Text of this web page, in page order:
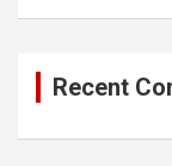
Recent